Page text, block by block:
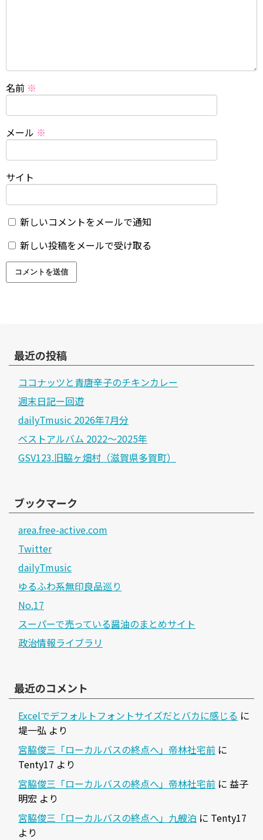
名前 ※
メール ※
サイト
新しいコメントをメールで通知
新しい投稿をメールで受け取る
最近の投稿
ココナッツと青唐辛子のチキンカレー
週末日記ー回遊
dailyTmusic 2026年7月分
ベストアルバム 2022～2025年
GSV123.旧脇ヶ畑村（滋賀県多賀町）
ブックマーク
area.free-active.com
Twitter
dailyTmusic
ゆるふわ系無印良品巡り
No.17
スーパーで売っている醤油のまとめサイト
政治情報ライブラリ
最近のコメント
Excelでデフォルトフォントサイズだとバカに感じる に
堤一弘 より
宮脇俊三「ローカルバスの終点へ」帝林社宅前 に
Tenty17 より
宮脇俊三「ローカルバスの終点へ」帝林社宅前 に 益子
明宏 より
宮脇俊三「ローカルバスの終点へ」九艘泊 に Tenty17
より